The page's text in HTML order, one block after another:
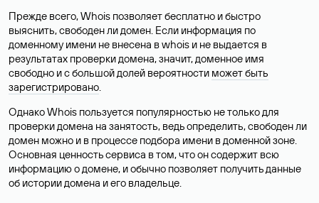
Прежде всего, Whois позволяет бесплатно и быстро
выяснить, свободен ли домен. Если информация по
доменному имени не внесена в whois и не выдается в
результатах проверки домена, значит, доменное имя
свободно и с большой долей вероятности может быть
зарегистрировано.
Однако Whois пользуется популярностью не только для
проверки домена на занятость, ведь определить, свободен ли
домен можно и в процессе подбора имени в доменной зоне.
Основная ценность сервиса в том, что он содержит всю
информацию о домене, и обычно позволяет получить данные
об истории домена и его владельце.